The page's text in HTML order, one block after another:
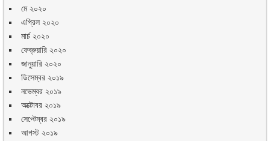
মে ২০২০
এপ্রিল ২০২০
মার্চ ২০২০
ফেব্রুয়ারি ২০২০
জানুয়ারি ২০২০
ডিসেম্বর ২০১৯
নভেম্বর ২০১৯
অক্টোবর ২০১৯
সেপ্টেম্বর ২০১৯
আগস্ট ২০১৯